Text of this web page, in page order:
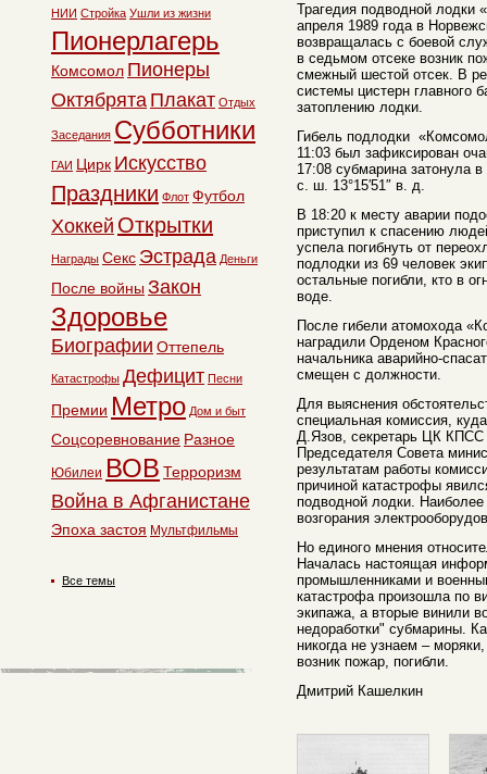
Трагедия подводной лодки
апреля 1989 года в
возвращалась с боевой
в седьмом отсеке возник
смежный шестой отсек. В
системы цистерн главного
затоплению лодки.
Гибель подлодки
11:03 был зафиксирован
17:08 субмарина затонула в
с. ш. 13°15′51″ в. д.
В 18:20 к месту аварии
приступил к спасению
успела погибнуть от
подлодки из 69 человек
остальные погибли, кто в
воде.
После гибели атомохода
наградили Орденом
начальника аварийно-
смещен с должности.
Для выяснения
специальная комиссия,
Д.Язов, секретарь ЦК КПСС
Председателя Совета
результатам работы
причиной катастрофы
подводной лодки. Наиболее
возгорания
Но единого мнения
Началась настоящая
промышленниками и
катастрофа произошла по
экипажа, а вторые винили
недоработки" субмарины.
никогда не узнаем –
возник пожар, погибли.
Дмитрий Кашелкин
НИИ Стройка Ушли из жизни
Пионерлагерь
Комсомол Пионеры
Октябрята Плакат Отдых
Заседания Субботники
ГАИ Цирк Искусство
Праздники Флот Футбол
Хоккей Открытки
Награды Секс Эстрада Деньги
После войны Закон
Здоровье
Биографии Оттепель
Катастрофы Дефицит Песни
Премии Метро Дом и быт
Соцсоревнование Разное
Юбилеи ВОВ Терроризм
Война в Афганистане
Эпоха застоя Мультфильмы
Все темы